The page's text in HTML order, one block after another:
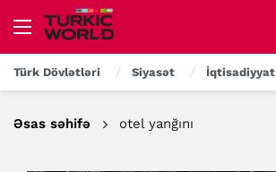
Türk Dövlətləri Siyasət İqtisadiyyat
Əsas səhifə otel yanğını